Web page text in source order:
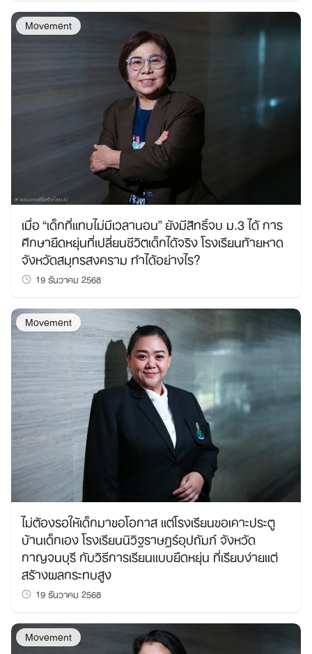
Movement
เมื่อ “เด็กที่แทบไม่มีเวลานอน” ยังมีสิทธิ์จบ ม.3 ได้ การ
ศึกษายืดหยุ่นที่เปลี่ยนชีวิตเด็กได้จริง โรงเรียนท้ายหาด
จังหวัดสมุทรสงคราม ทำได้อย่างไร?
19 ธันวาคม 2568
Movement
ไม่ต้องรอให้เด็กมาขอโอกาส แต่โรงเรียนขอเคาะประตู
บ้านเด็กเอง โรงเรียนนิวิฐราษฎร์อุปถัมภ์ จังหวัด
กาญจนบุรี กับวิธีการเรียนแบบยืดหยุ่น ที่เรียบง่ายแต่
สร้างผลกระทบสูง
19 ธันวาคม 2568
Movement